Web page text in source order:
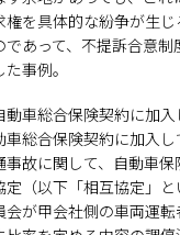
権を具体的な紛争が生
であって、不提訴合意制
事例。
動車総合保険契約に加
車総合保険契約に加入
事故に関して、自動車
定（以下「相互協定」
会が甲会社側の車両運